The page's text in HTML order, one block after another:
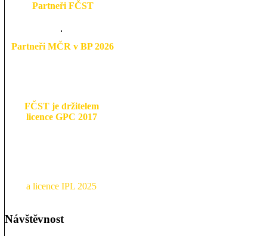
Partneři FČST
Partneři MČR v BP 2026
FČST je držitelem
licence GPC 2017
a licence IPL 2025
Návštěvnost